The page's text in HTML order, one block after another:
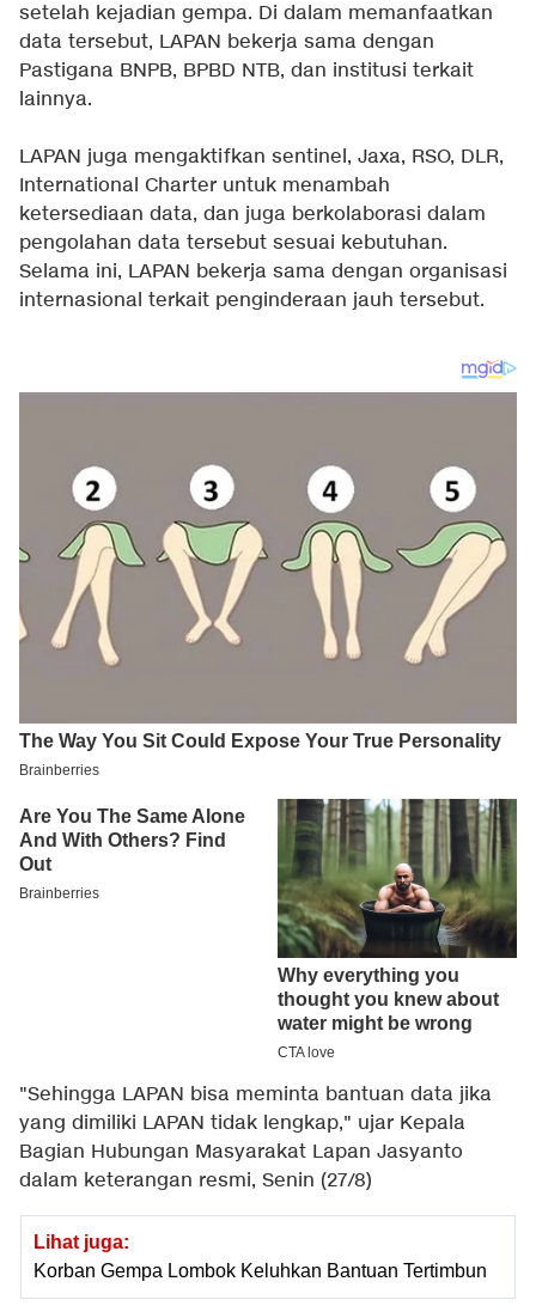
setelah kejadian gempa. Di dalam memanfaatkan
data tersebut, LAPAN bekerja sama dengan
Pastigana BNPB, BPBD NTB, dan institusi terkait
lainnya.
LAPAN juga mengaktifkan sentinel, Jaxa, RSO, DLR,
International Charter untuk menambah
ketersediaan data, dan juga berkolaborasi dalam
pengolahan data tersebut sesuai kebutuhan.
Selama ini, LAPAN bekerja sama dengan organisasi
internasional terkait penginderaan jauh tersebut.
"Sehingga LAPAN bisa meminta bantuan data jika
yang dimiliki LAPAN tidak lengkap," ujar Kepala
Bagian Hubungan Masyarakat Lapan Jasyanto
dalam keterangan resmi, Senin (27/8)
Lihat juga:
Korban Gempa Lombok Keluhkan Bantuan Tertimbun